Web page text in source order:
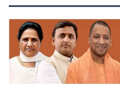
o
o
k
e
r
A
p
p
i